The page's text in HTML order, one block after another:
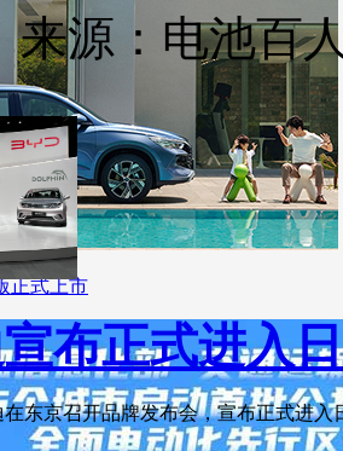
正式上市
源：电池百
布正式进入
在东京召开品牌发布会，宣布正式进